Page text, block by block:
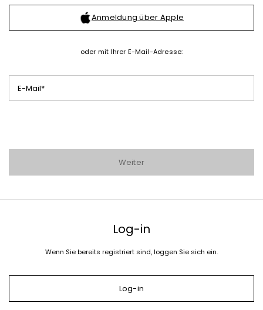
Anmeldung über Apple
oder mit Ihrer E-Mail-Adresse:
E-Mail*
Weiter
Log-in
Wenn Sie bereits registriert sind, loggen Sie sich ein.
Log-in